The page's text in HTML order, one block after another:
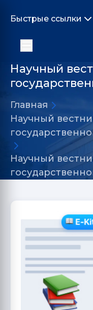
Быстрые ссылки
Научный
Главная
Научный
Научный